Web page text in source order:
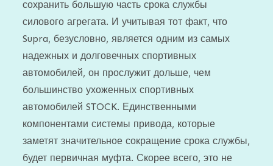
сохранить большую часть срока службы
силового агрегата. И учитывая тот факт, что
Supra, безусловно, является одним из самых
надежных и долговечных спортивных
автомобилей, он прослужит дольше, чем
большинство ухоженных спортивных
автомобилей STOCK. Единственными
компонентами системы привода, которые
заметят значительное сокращение срока службы,
будет первичная муфта. Скорее всего, это не